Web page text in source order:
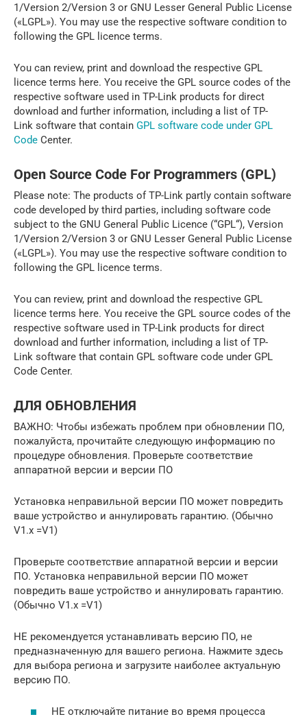
1/Version 2/Version 3 or GNU Lesser General Public License
(«LGPL»). You may use the respective software condition to
following the GPL licence terms.
You can review, print and download the respective GPL
licence terms here. You receive the GPL source codes of the
respective software used in TP-Link products for direct
download and further information, including a list of TP-
Link software that contain GPL software code under GPL
Code Center.
Open Source Code For Programmers (GPL)
Please note: The products of TP-Link partly contain software
code developed by third parties, including software code
subject to the GNU General Public Licence (“GPL“), Version
1/Version 2/Version 3 or GNU Lesser General Public License
(«LGPL»). You may use the respective software condition to
following the GPL licence terms.
You can review, print and download the respective GPL
licence terms here. You receive the GPL source codes of the
respective software used in TP-Link products for direct
download and further information, including a list of TP-
Link software that contain GPL software code under GPL
Code Center.
ДЛЯ ОБНОВЛЕНИЯ
ВАЖНО: Чтобы избежать проблем при обновлении ПО,
пожалуйста, прочитайте следующую информацию по
процедуре обновления. Проверьте соответствие
аппаратной версии и версии ПО
Установка неправильной версии ПО может повредить
ваше устройство и аннулировать гарантию. (Обычно
V1.x =V1)
Проверьте соответствие аппаратной версии и версии
ПО. Установка неправильной версии ПО может
повредить ваше устройство и аннулировать гарантию.
(Обычно V1.x =V1)
НЕ рекомендуется устанавливать версию ПО, не
предназначенную для вашего региона. Нажмите здесь
для выбора региона и загрузите наиболее актуальную
версию ПО.
НЕ отключайте питание во время процесса